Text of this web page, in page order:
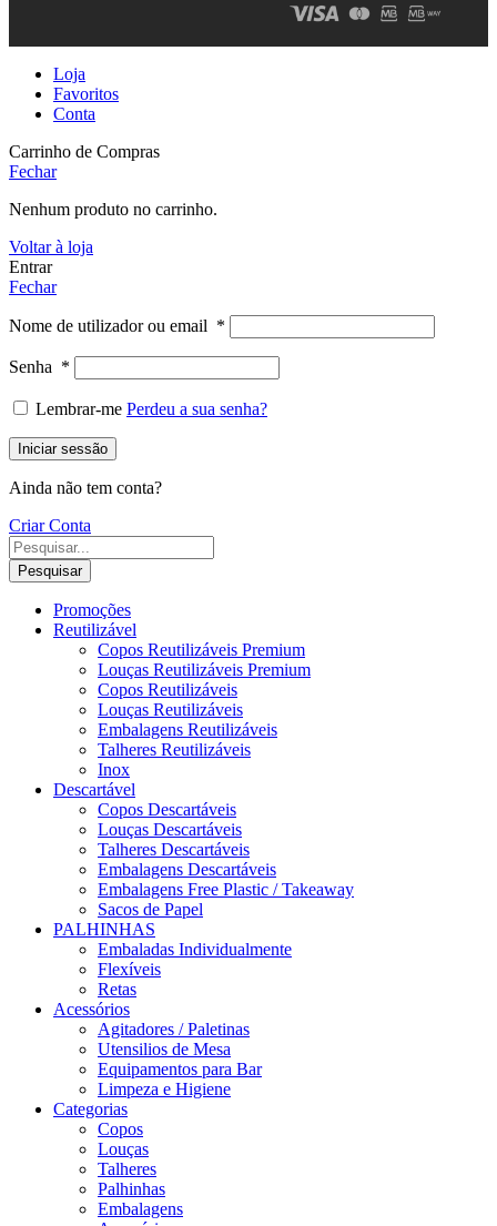
Loja
Favoritos
Conta
Carrinho de Compras
Fechar
Nenhum produto no carrinho.
Voltar à loja
Entrar
Fechar
Nome de utilizador ou email *
Senha *
Lembrar-me Perdeu a sua senha?
Iniciar sessão
Ainda não tem conta?
Criar Conta
Pesquisar
Promoções
Reutilizável
Copos Reutilizáveis Premium
Louças Reutilizáveis Premium
Copos Reutilizáveis
Louças Reutilizáveis
Embalagens Reutilizáveis
Talheres Reutilizáveis
Inox
Descartável
Copos Descartáveis
Louças Descartáveis
Talheres Descartáveis
Embalagens Descartáveis
Embalagens Free Plastic / Takeaway
Sacos de Papel
PALHINHAS
Embaladas Individualmente
Flexíveis
Retas
Acessórios
Agitadores / Paletinas
Utensilios de Mesa
Equipamentos para Bar
Limpeza e Higiene
Categorias
Copos
Louças
Talheres
Palhinhas
Embalagens